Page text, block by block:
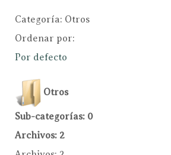
Categoría: Otros
Ordenar por:
Por defecto
Otros
Sub-categorías: 0
Archivos: 2